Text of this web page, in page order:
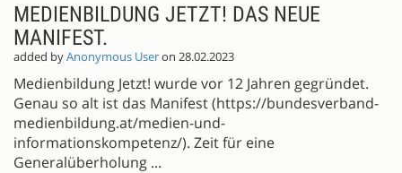
MEDIENBILDUNG JETZT! DAS NEUE
MANIFEST.
added byAnonymous Useron 28.02.2023
Medienbildung Jetzt! wurde vor 12 Jahren gegründet.
Genau so alt ist das Manifest (https://bundesverband-
medienbildung.at/medien-und-
informationskompetenz/). Zeit für eine
Generalüberholung ...